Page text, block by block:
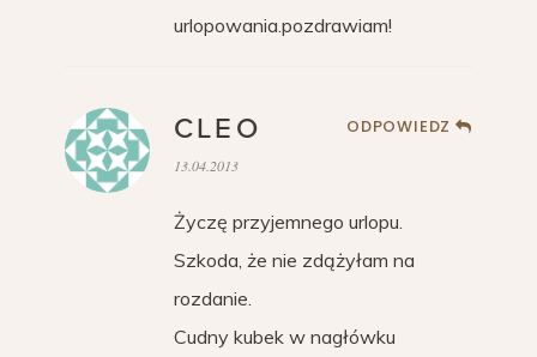
urlopowania.pozdrawiam!
CLEO ODPOWIEDZ
13.04.2013
Życzę przyjemnego urlopu.
Szkoda, że nie zdążyłam na
rozdanie.
Cudny kubek w nagłówku